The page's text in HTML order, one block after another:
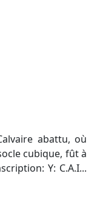
abattu, où
cubique, fût à
Y: C.A.I...